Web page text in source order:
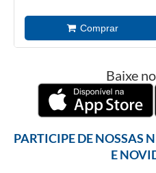
Baixe
PARTICIPE DE NOSSAS
E